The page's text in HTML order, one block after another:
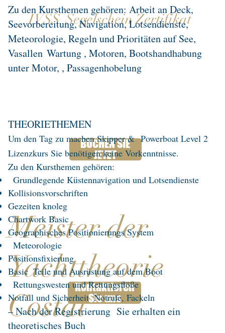
IVSS Segelschein Zertifikat
BUCHEN SIE
JETZT
Kontaktieren
Sie uns
Meister der
Yachttheorie
Costal
Zu den Kursthemen gehören: Arbeit an Deck,
Seevorbereitung, Navigation, Lotsendienste,
Meteorologie, Regeln und Prioritäten auf See,
Vasallen Wartung , Motoren, Bootshandhabung
unter Motor, , Passagenhobelung
THEORIETHEMEN
Um den Tag zu machen Skipper & Powerboat Level 2
Lizenzkurs Sie benötigen keine Vorkenntnisse.
Zu den Kursthemen gehören:
Grundlegende Küstennavigation und Lotsendienste
Kollisionsvorschriften
Gezeiten knoleg
Chartwork Basic
Geographisches Positionierungs System
Meteorologie
Positionsfixierung
Basic Teile und Ausrüstung auf dem Boot
Rettungswesten und Rettungsflöße
Notfall und Sicherheit Notrufe, Fackeln
– Nach der Registrierung Sie erhalten ein
theoretisches Buch